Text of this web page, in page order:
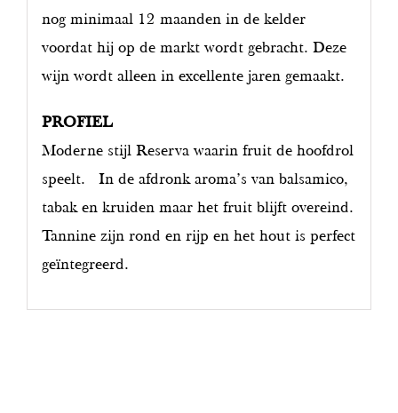
nog minimaal 12 maanden in de kelder
voordat hij op de markt wordt gebracht. Deze
wijn wordt alleen in excellente jaren gemaakt.
PROFIEL
Moderne stijl Reserva waarin fruit de hoofdrol
speelt. In de afdronk aroma’s van balsamico,
tabak en kruiden maar het fruit blijft overeind.
Tannine zijn rond en rijp en het hout is perfect
geïntegreerd.